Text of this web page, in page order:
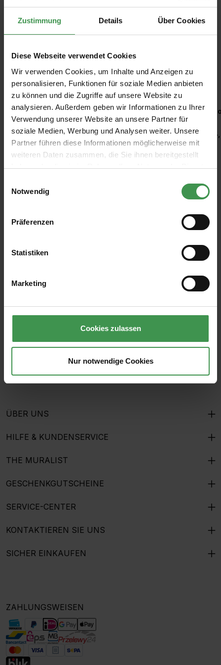
Zustimmung Details Über Cookies
Diese Webseite verwendet Cookies
Wir verwenden Cookies, um Inhalte und Anzeigen zu
personalisieren, Funktionen für soziale Medien anbieten
zu können und die Zugriffe auf unsere Website zu
analysieren. Außerdem geben wir Informationen zu Ihrer
Verwendung unserer Website an unsere Partner für
soziale Medien, Werbung und Analysen weiter. Unsere
Partner führen diese Informationen möglicherweise mit
weiteren Daten zusammen, die Sie ihnen bereitgestellt
haben oder die sie im Rahmen Ihrer Nutzung der Dienste
Notwendig
Präferenzen
Statistiken
Marketing
Cookies zulassen
Nur notwendige Cookies
Empfohlenes Zubehör
Produktgalerie überspringen
Kleisterroller
6,97 €
E-Mail-Adresse*
Ich habe dieDatenschutzbestimmungenzur Kenntnis
einverstanden.
ÜBER UNS
HILFE & KUNDENSERVICE
THE MURALIST
GESCHENKGUTSCHEINE
SERVICE-CENTER
KONTAKTIEREN SIE UNS
SICHER EINKAUFEN
ZAHLUNGSWEISEN